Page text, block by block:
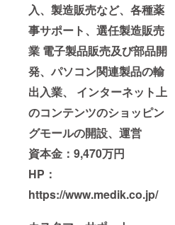
入、製造販売など、各種薬
事サポート、選任製造販売
業 電子製品販売及び部品開
発、パソコン関連製品の輸
出入業、 インターネット上
のコンテンツのショッピン
グモールの開設、運営
資本金：9,470万円
HP：
https://www.medik.co.jp/